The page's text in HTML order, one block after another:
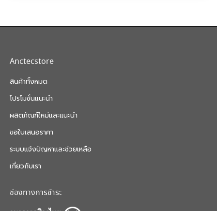
Anctecstore
สินค้าทั้งหมด
โปรโมชั่นแนะนำ
ผลิตภัณฑ์ใหม่และแนะนำ
ขอใบเสนอราคา
ระบบแจ้งปัญหาและช่วยเหลือ
เกี่ยวกับเรา
ช่องทางการชำระ